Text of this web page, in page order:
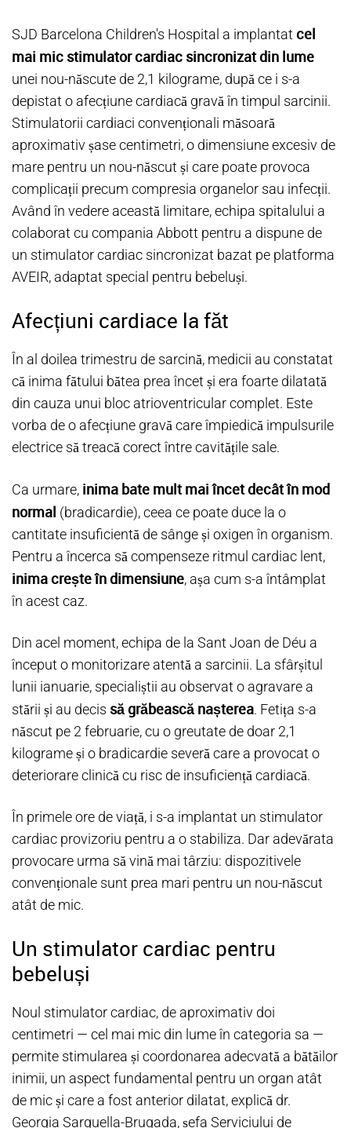
SJD Barcelona Children's Hospital a implantatcel
mai mic stimulator cardiac sincronizat din lume
unei nou-născute de 2,1 kilograme, după ce i s-a
depistat o afecțiune cardiacă gravă în timpul sarcinii.
Stimulatorii cardiaci convenționali măsoară
aproximativ șase centimetri, o dimensiune excesiv de
mare pentru un nou-născut și care poate provoca
complicații precum compresia organelor sau infecții.
Având în vedere această limitare, echipa spitalului a
colaborat cu compania Abbott pentru a dispune de
un stimulator cardiac sincronizat bazat pe platforma
AVEIR, adaptat special pentru bebeluși.
Afecțiuni cardiace la făt
În al doilea trimestru de sarcină, medicii au constatat
că inima fătului bătea prea încet și era foarte dilatată
din cauza unui bloc atrioventricular complet. Este
vorba de o afecțiune gravă care împiedică impulsurile
electrice să treacă corect între cavitățile sale.
Ca urmare, inima bate mult mai încet decât în mod
normal (bradicardie), ceea ce poate duce la o
cantitate insuficientă de sânge și oxigen în organism.
Pentru a încerca să compenseze ritmul cardiac lent,
inima crește în dimensiune, așa cum s-a întâmplat
în acest caz.
Din acel moment, echipa de la Sant Joan de Déu a
început o monitorizare atentă a sarcinii. La sfârșitul
lunii ianuarie, specialiștii au observat o agravare a
stării și au decis să grăbească nașterea. Fetița s-a
născut pe 2 februarie, cu o greutate de doar 2,1
kilograme și o bradicardie severă care a provocat o
deteriorare clinică cu risc de insuficiență cardiacă.
În primele ore de viață, i s-a implantat un stimulator
cardiac provizoriu pentru a o stabiliza. Dar adevărata
provocare urma să vină mai târziu: dispozitivele
convenționale sunt prea mari pentru un nou-născut
atât de mic.
Un stimulator cardiac pentru
bebeluși
Noul stimulator cardiac, de aproximativ doi
centimetri — cel mai mic din lume în categoria sa —
permite stimularea și coordonarea adecvată a bătăilor
inimii, un aspect fundamental pentru un organ atât
de mic și care a fost anterior dilatat, explică dr.
Georgia Sarquella-Brugada, șefa Serviciului de